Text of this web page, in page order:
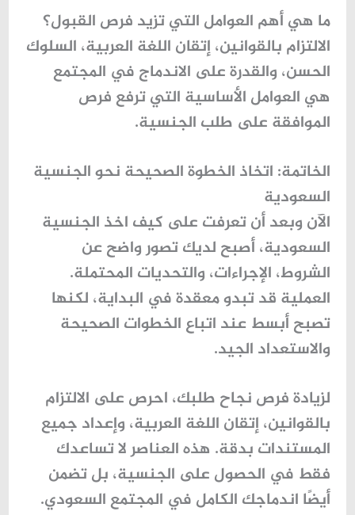
ما هي أهم العوامل التي تزيد فرص القبول؟
الالتزام بالقوانين، إتقان اللغة العربية، السلوك
الحسن، والقدرة على الاندماج في المجتمع
هي العوامل الأساسية التي ترفع فرص
الموافقة على طلب الجنسية.
الخاتمة: اتخاذ الخطوة الصحيحة نحو الجنسية
السعودية
الآن وبعد أن تعرفت على كيف اخذ الجنسية
السعودية، أصبح لديك تصور واضح عن
الشروط، الإجراءات، والتحديات المحتملة.
العملية قد تبدو معقدة في البداية، لكنها
تصبح أبسط عند اتباع الخطوات الصحيحة
والاستعداد الجيد.
لزيادة فرص نجاح طلبك، احرص على الالتزام
بالقوانين، إتقان اللغة العربية، وإعداد جميع
المستندات بدقة. هذه العناصر لا تساعدك
فقط في الحصول على الجنسية، بل تضمن
أيضًا اندماجك الكامل في المجتمع السعودي.